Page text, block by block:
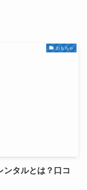
おもちゃ
ンタルとは？口コ